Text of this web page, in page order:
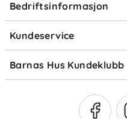
Bedriftsinformasjon
Størrelsesguider
Kundeservice
Om Klarna
Barnas Hus Kundeklubb
Medlemsvilkår